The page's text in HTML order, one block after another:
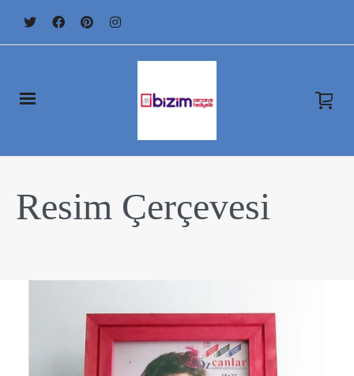
Resim Çerçevesi